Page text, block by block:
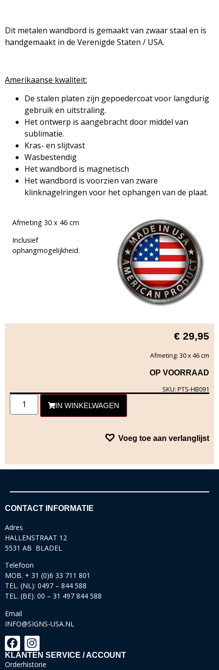
Dit metalen wandbord is gemaakt van zwaar staal en is
handgemaakt in de Verenigde Staten / USA.
Amerikaanse kwaliteit:
De stalen platen zijn gepoedercoat voor langdurig
gebruik en uitstraling.
Het ontwerp is aangebracht door middel van
sublimatie.
Kras- en slijtvast
Wasbestendig
Het wandbord is magnetisch
Het wandbord is voorzien van zware
klinknagelringen voor het ophangen van de plaat.
Afmeting 30 x 46 cm
Inclusief
ophangmogelijkheid.
€ 29,95
Afmeting: 30 x 46 cm
OP VOORRAAD
SKU: PTS-HB091
IN WINKELWAGEN
Voeg toe aan verlanglijst
CONTACT INFORMATIE
Adres
HALLENSTRAAT 12
5531 AB BLADEL
Telefoon
MOB. + 31 (0)6 33 711 801
TEL. (NL): 0497 – 844 588
TEL. (BE): 00 – 31 497 844 588
Email
INFO@SIGNS-USA.NL
KLANTEN SERVICE / ACCOUNT
Orderhistorie